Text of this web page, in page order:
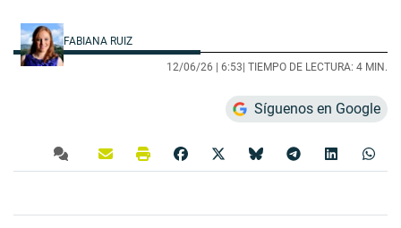
FABIANA RUIZ
12/06/26 | 6:53| TIEMPO DE LECTURA: 4 MIN.
Síguenos en Google